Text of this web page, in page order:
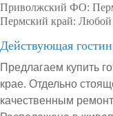
Приволжский ФО:
Пермский край: Любой
Действующая
Предлагаем купить
крае. Отдельно
качественным